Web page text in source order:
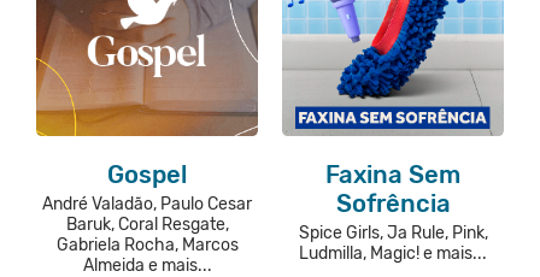
Gospel
André Valadão, Paulo Cesar
Baruk, Coral Resgate,
Gabriela Rocha, Marcos
Almeida e mais...
Faxina Sem
Sofrência
Spice Girls, Ja Rule, Pink,
Ludmilla, Magic! e mais...